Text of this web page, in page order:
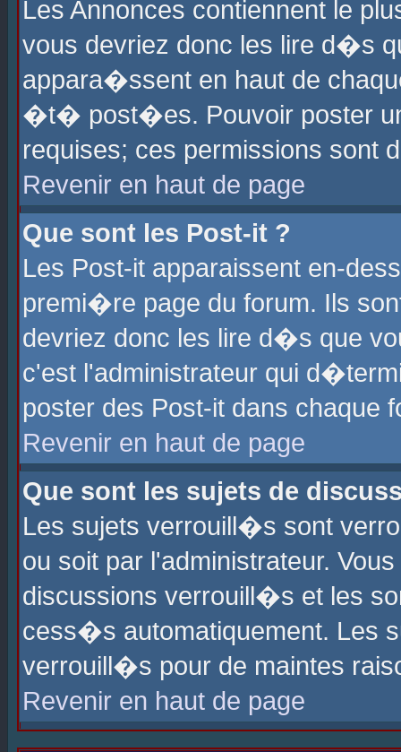
Les Annonces contiennent le
vous devriez donc les lire d�s
appara�ssent en haut de
�t� post�es. Pouvoir poster
requises; ces permissions sont
Revenir en haut de page
Que sont les Post-it ?
Les Post-it apparaissent en-
premi�re page du forum. Ils
devriez donc les lire d�s que
c'est l'administrateur qui
poster des Post-it dans chaque
Revenir en haut de page
Que sont les sujets de
Les sujets verrouill�s sont
ou soit par l'administrateur.
discussions verrouill�s et les
cess�s automatiquement. Les
verrouill�s pour de maintes
Revenir en haut de page